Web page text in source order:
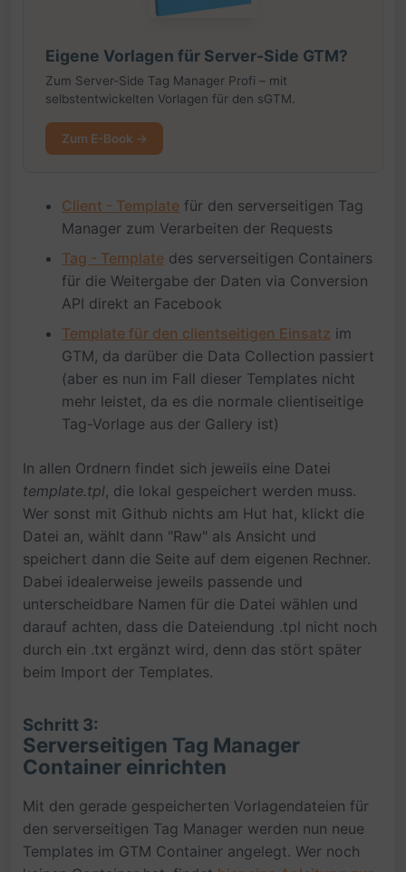
Eigene Vorlagen für Server-Side GTM?
Zum Server-Side Tag Manager Profi – mit
selbstentwickelten Vorlagen für den sGTM.
Zum E-Book →
Client - Template für den serverseitigen Tag
Manager zum Verarbeiten der Requests
Tag - Template des serverseitigen Containers
für die Weitergabe der Daten via Conversion
API direkt an Facebook
Template für den clientseitigen Einsatz im
GTM, da darüber die Data Collection passiert
(aber es nun im Fall dieser Templates nicht
mehr leistet, da es die normale clientiseitige
Tag-Vorlage aus der Gallery ist)
In allen Ordnern findet sich jeweils eine Datei
template.tpl, die lokal gespeichert werden muss.
Wer sonst mit Github nichts am Hut hat, klickt die
Datei an, wählt dann "Raw" als Ansicht und
speichert dann die Seite auf dem eigenen Rechner.
Dabei idealerweise jeweils passende und
unterscheidbare Namen für die Datei wählen und
darauf achten, dass die Dateiendung .tpl nicht noch
durch ein .txt ergänzt wird, denn das stört später
beim Import der Templates.
Schritt 3:
Serverseitigen Tag Manager
Container einrichten
Mit den gerade gespeicherten Vorlagendateien für
den serverseitigen Tag Manager werden nun neue
Templates im GTM Container angelegt. Wer noch